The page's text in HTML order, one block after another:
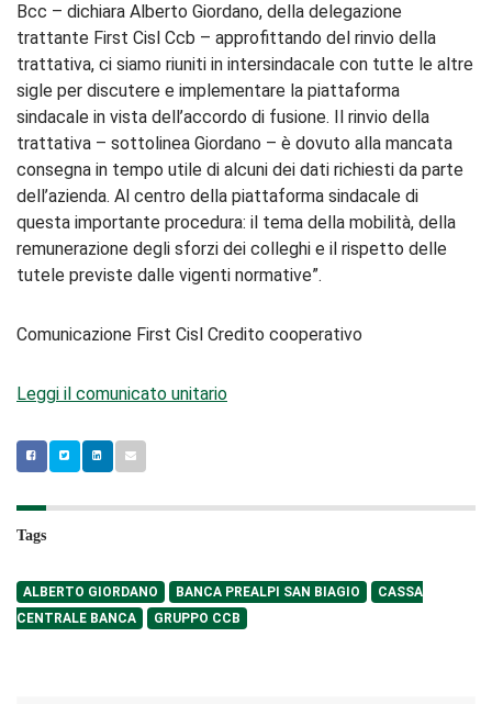
Bcc – dichiara Alberto Giordano, della delegazione
trattante First Cisl Ccb – approfittando del rinvio della
trattativa, ci siamo riuniti in intersindacale con tutte le altre
sigle per discutere e implementare la piattaforma
sindacale in vista dell’accordo di fusione. Il rinvio della
trattativa – sottolinea Giordano – è dovuto alla mancata
consegna in tempo utile di alcuni dei dati richiesti da parte
dell’azienda. Al centro della piattaforma sindacale di
questa importante procedura: il tema della mobilità, della
remunerazione degli sforzi dei colleghi e il rispetto delle
tutele previste dalle vigenti normative”.
Comunicazione First Cisl Credito cooperativo
Leggi il comunicato unitario
Tags
ALBERTO GIORDANO BANCA PREALPI SAN BIAGIO
CASSA
CENTRALE BANCA
GRUPPO CCB